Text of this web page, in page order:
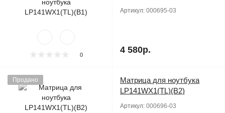
0
Артикул: 000695-03
4 580р.
Продано
Матрица для ноутбука
LP141WX1(TL)(B2)
Артикул: 000696-03